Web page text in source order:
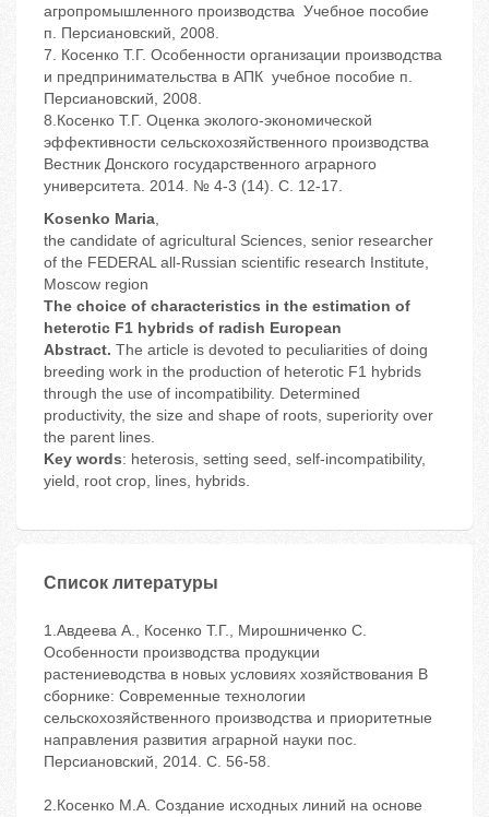
агропромышленного производства Учебное пособие
п. Персиановский, 2008.
7. Косенко Т.Г. Особенности организации производства
и предпринимательства в АПК учебное пособие п.
Персиановский, 2008.
8.Косенко Т.Г. Оценка эколого-экономической
эффективности сельскохозяйственного производства
Вестник Донского государственного аграрного
университета. 2014. № 4-3 (14). С. 12-17.
Kosenko Maria,
the candidate of agricultural Sciences, senior researcher
of the FEDERAL all-Russian scientific research Institute,
Moscow region
The choice of characteristics in the estimation of
heterotic F1 hybrids of radish European
Abstract. The article is devoted to peculiarities of doing
breeding work in the production of heterotic F1 hybrids
through the use of incompatibility. Determined
productivity, the size and shape of roots, superiority over
the parent lines.
Key words: heterosis, setting seed, self-incompatibility,
yield, root crop, lines, hybrids.
Список литературы
1.Авдеева А., Косенко Т.Г., Мирошниченко С.
Особенности производства продукции
растениеводства в новых условиях хозяйствования В
сборнике: Современные технологии
сельскохозяйственного производства и приоритетные
направления развития аграрной науки пос.
Персиановский, 2014. С. 56-58.
2.Косенко М.А. Создание исходных линий на основе